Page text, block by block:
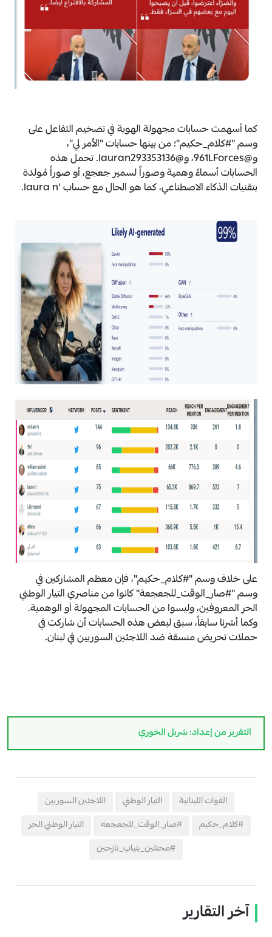
كما أسهمت حسابات مجهولة الهوية في تضخيم التفاعل على
وسم "#كلام_حكيم"؛ من بينها حسابات "الأمر لي"،
و‏@961LForces، و‏@lauran293353136. تحمل هذه
الحسابات أسماءً وهمية وصوراًلسميرجعجع، أو صوراً مُولدة
بتقنيات الذكاء الاصطناعي، كما هو الحال مع حساب 'laura n.
على خلاف وسم "#كلام_حكيم"، فإن معظم المشاركين في
وسم "#صار_الوقت_للجعجعة" كانوا من مناصري التيار الوطني
الحر المعروفين، وليسوا من الحسابات المجهولة أو الوهمية.
وكما أشرنا سابقاً، سبق لبعض هذه الحسابات أن شاركت في
حملات تحريض منسقة ضد اللاجئين السوريين في لبنان.
التقرير من إعداد: شربل الخوري
القوات اللبنانية التيار الوطني
اللاجئين السوريين
#كلام_حكيم
#صار_الوقت_للجعجعه
التيار الوطني الحر
#محتلين_بتياب_نازحين
آخر التقارير